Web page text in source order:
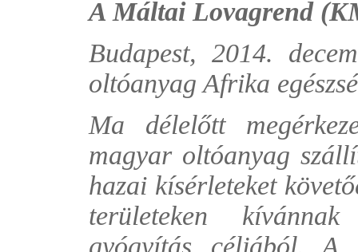
A Máltai Lovagrend
Budapest, 2014.
oltóanyag Afrika
Ma délelőtt
magyar oltóanyag
hazai kísérleteket
területeken
gyógyítás céljából. A